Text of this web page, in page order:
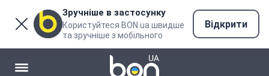
Зручніше в застосунку
Користуйтеся BON.ua швидше
та зручніше з мобільного
Відкрити